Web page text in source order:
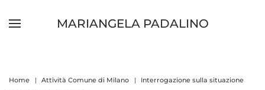
Skip to main content
MARIANGELA PADALINO
Home Attività Comune di Milano
Interrogazione sulla situazione